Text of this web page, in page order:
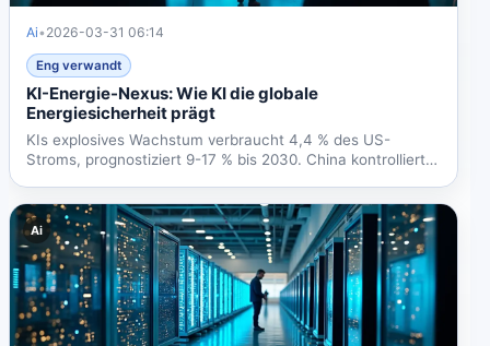
Ai• 2026-03-31 06:14
Eng verwandt
KI-Energie-Nexus: Wie KI die globale
Energiesicherheit prägt
KIs explosives Wachstum verbraucht 4,4 % des US-
Stroms, prognostiziert 9-17 % bis 2030. China kontrolliert
Ai